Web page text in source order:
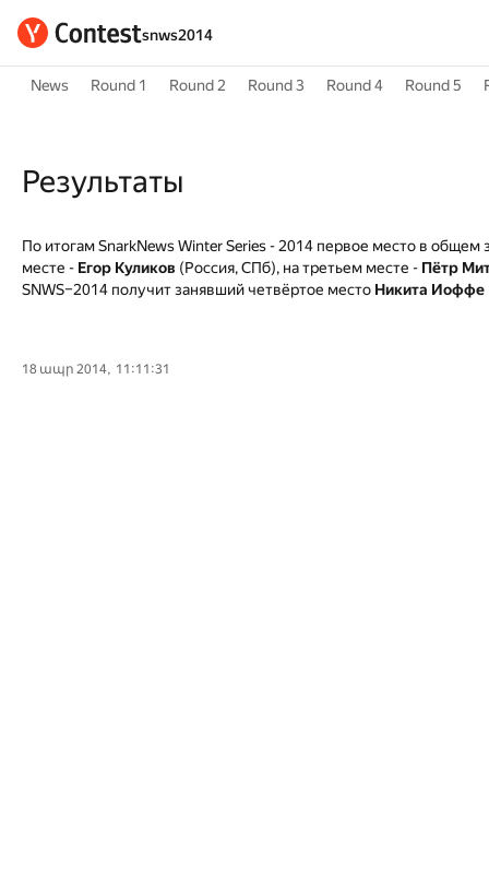
snws2014
News Round 1 Round 2 Round 3 Round 4 Round 5
Результаты
По итогам SnarkNews Winter Series - 2014 первое место в общем
месте - Егор Куликов (Россия, СПб), на третьем месте - Пётр
SNWS–2014 получит занявший четвёртое место Никита Иоффе
18 ապր 2014, 11:11:31